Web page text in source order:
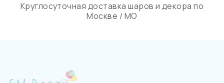
Круглосуточная доставка шаров и декора по
Москве / МО